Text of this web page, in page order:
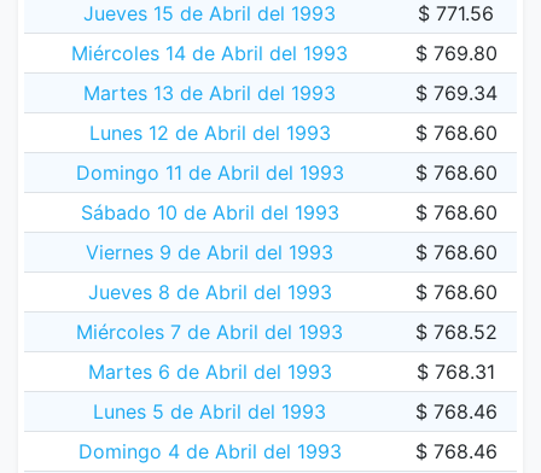
Jueves 15 de Abril del 1993
$ 771.56
Miércoles 14 de Abril del 1993
$ 769.80
Martes 13 de Abril del 1993
$ 769.34
Lunes 12 de Abril del 1993
$ 768.60
Domingo 11 de Abril del 1993
$ 768.60
Sábado 10 de Abril del 1993
$ 768.60
Viernes 9 de Abril del 1993
$ 768.60
Jueves 8 de Abril del 1993
$ 768.60
Miércoles 7 de Abril del 1993
$ 768.52
Martes 6 de Abril del 1993
$ 768.31
Lunes 5 de Abril del 1993
$ 768.46
Domingo 4 de Abril del 1993
$ 768.46